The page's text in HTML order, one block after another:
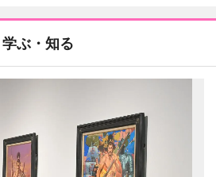
学ぶ・知る